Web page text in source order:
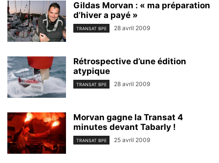
Gildas Morvan : « ma préparation
d’hiver a payé »
TRANSAT BPE 28 avril 2009
Rétrospective d’une édition
atypique
TRANSAT BPE 28 avril 2009
Morvan gagne la Transat 4
minutes devant Tabarly !
TRANSAT BPE 25 avril 2009